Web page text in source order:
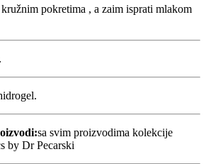
pokretima , a zaim isprati mlakom
sa svim proizvodima kolekcije
by Dr Pecarski